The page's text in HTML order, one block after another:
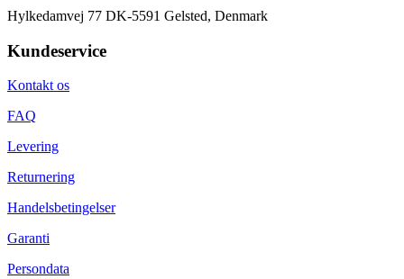
Hylkedamvej 77 DK-5591 Gelsted, Denmark
Kundeservice
Kontakt os
FAQ
Levering
Returnering
Handelsbetingelser
Garanti
Persondata